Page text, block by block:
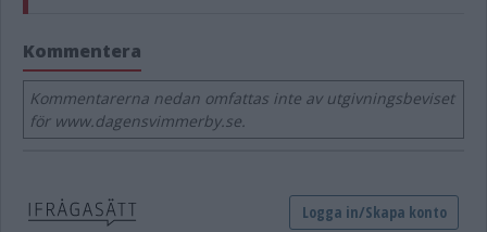
Kommentera
Kommentarerna nedan omfattas inte av utgivningsbeviset
för www.dagensvimmerby.se.